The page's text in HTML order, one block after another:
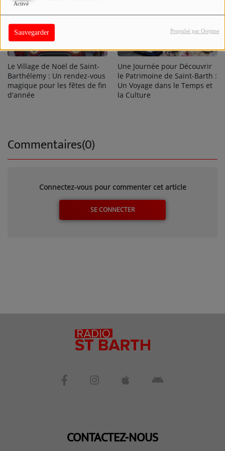
Activé
Sauvegarder Propulsé par Orejime
Le Village de Noël de Saint-
Barthélemy : Un rendez-vous
magique pour les fêtes de fin
d'année
Une Journée pour Découvrir
le Patrimoine de Saint-Barth :
Un Voyage dans le Temps et
la Culture
Commentaires(0)
Connectez-vous pour commenter cet article
SE CONNECTER
CONTACTEZ-NOUS